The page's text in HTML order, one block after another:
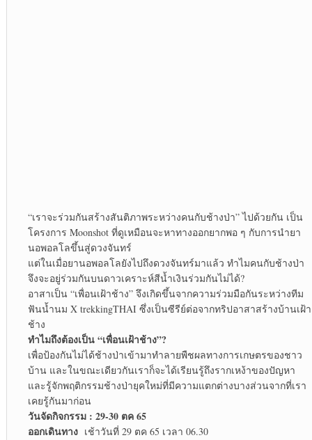
“เราจะร่วมกันสร้างสันติภาพระหว่างคนกับช้างป่า” ไปด้วยกัน เป็น
โครงการ Moonshot ที่ดูเหมือนจะหาทางออกยากพอ ๆ กับการนำยา
นอพอลโลขึ้นสู่ดวงจันทร์
แต่ในเมื่อยานอพอลโลยังไปถึงดวงจันทร์มาแล้ว ทำไมคนกับช้างป่า
จึงจะอยู่ร่วมกันบนดาวเคราะห์สีน้ำเงินร่วมกันไม่ได้?
อาสาเป็น “เพื่อนเฝ้าช้าง” จึงเกิดขึ้นจากความร่วมมือกันระหว่างทีม
ฟันน้ำนม X trekkingTHAI ซึ่งเป็นซีรีย์ต่อจากทริปอาสาสร้างบ้านเฝ้า
ช้าง
ทำไมถึงต้องเป็น “เพื่อนเฝ้าช้าง”?
เพื่อป้องกันไม่ได้ช้างป่าเข้ามาทำลายพืชผลทางการเกษตรของชาว
บ้าน และในขณะเดียวกันเราก็จะได้เรียนรู้ถึงรากเหง้าของปัญหา
และรู้จักพฤติกรรมช้างป่ายุคใหม่ที่มีความแตกต่างบางส่วนจากที่เรา
เคยรู้กันมาก่อน
วันจัดกิจกรรม : 29-30 ตค 65
ออกเดินทางเช้าวันที่ 29 ตค 65 เวลา 06.30